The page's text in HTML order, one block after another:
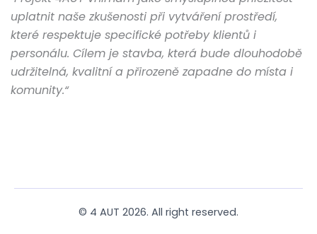
uplatnit naše zkušenosti při vytváření prostředí,
které respektuje specifické potřeby klientů i
personálu. Cílem je stavba, která bude dlouhodobě
udržitelná, kvalitní a přirozeně zapadne do místa i
komunity.“
© 4 AUT 2026. All right reserved.